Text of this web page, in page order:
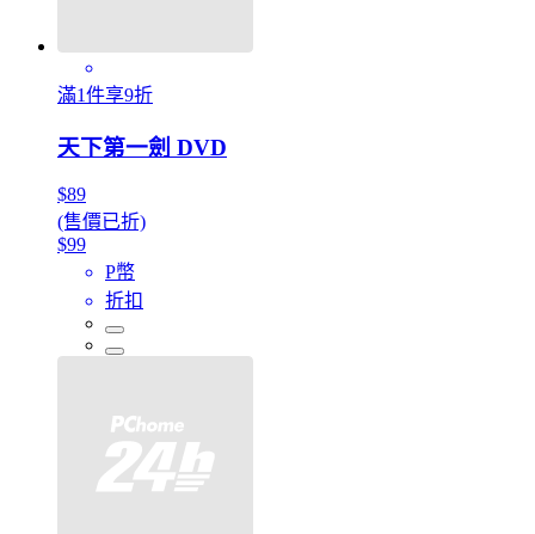
滿1件享9折
天下第一劍 DVD
$89
(售價已折)
$99
P幣
折扣